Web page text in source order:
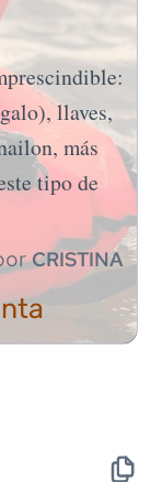
llaves,
más
tipo de
CRISTINA